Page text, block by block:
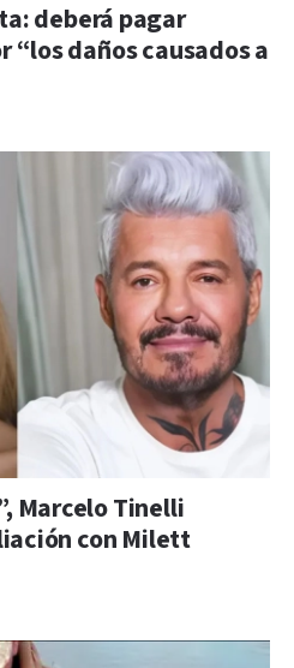
deberá pagar
“los daños causados a
Marcelo Tinelli
con Milett